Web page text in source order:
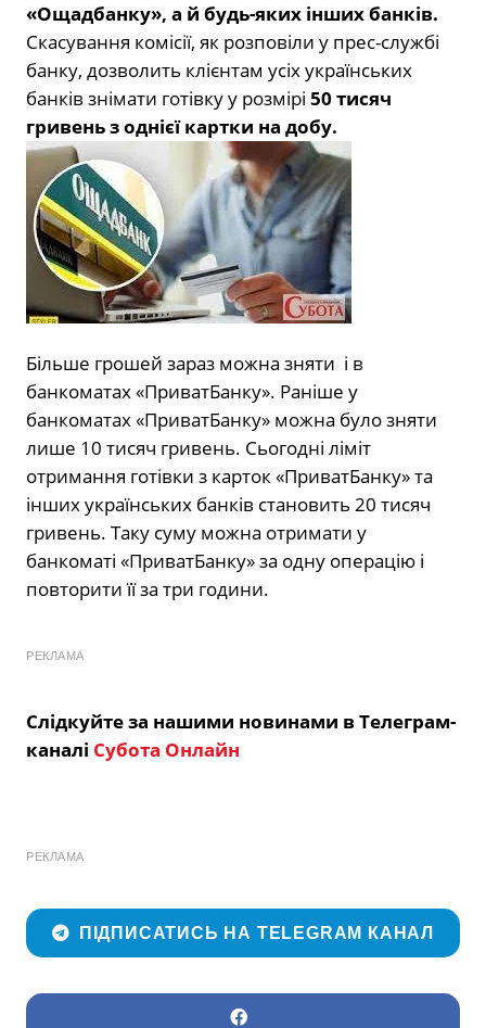
«Ощадбанку», а й будь-яких інших банків.
Скасування комісії, як розповіли у прес-службі
банку, дозволить клієнтам усіх українських
банків знімати готівку у розмірі 50 тисяч
гривень з однієї картки на добу.
Більше грошей зараз можна зняти і в
банкоматах «ПриватБанку». Раніше у
банкоматах «ПриватБанку» можна було зняти
лише 10 тисяч гривень. Сьогодні ліміт
отримання готівки з карток «ПриватБанку» та
інших українських банків становить 20 тисяч
гривень. Таку суму можна отримати у
банкоматі «ПриватБанку» за одну операцію і
повторити її за три години.
РЕКЛАМА
Слідкуйте за нашими новинами в Телеграм-
каналі Субота Онлайн
РЕКЛАМА
ПІДПИСАТИСЬ НА TELEGRAM КАНАЛ